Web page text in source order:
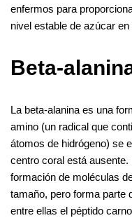
enfermos para
nivel estable de azúcar en
Beta-
La beta-alanina es una
amino (un radical que
átomos de hidrógeno) se
centro coral está
formación de moléculas
tamaño, pero forma parte
entre ellas el péptido